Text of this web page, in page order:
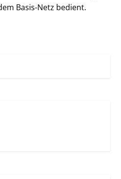
Basis-Netz bedient.